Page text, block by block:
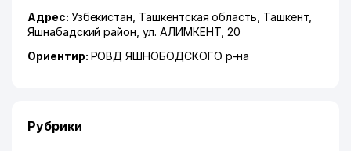
Адрес: Узбекистан, Ташкентская область Ташкент,
Яшнабадский район ,ул. АЛИМКЕНТ , 20
Ориентир: РОВД ЯШНОБОДСКОГО р-на
Рубрики